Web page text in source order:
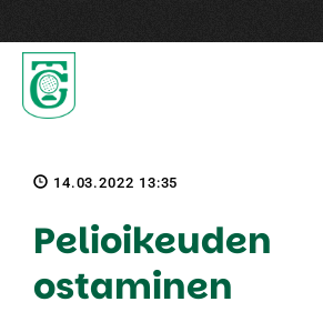
14.03.2022 13:35
Pelioikeuden
ostaminen